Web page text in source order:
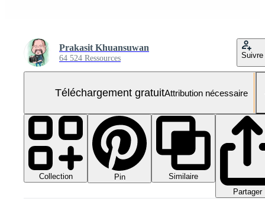
Prakasit Khuansuwan
64 524 Ressources Suivre
Téléchargement gratuitAttribution nécessaire
Collection Pin
Similaire
Partager